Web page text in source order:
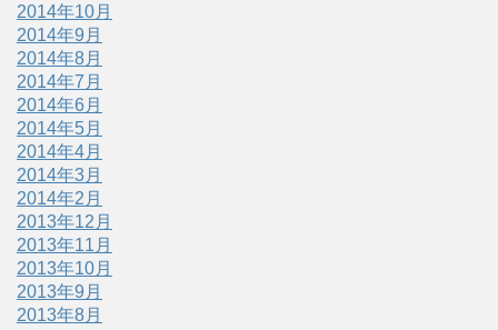
2014年10月
2014年9月
2014年8月
2014年7月
2014年6月
2014年5月
2014年4月
2014年3月
2014年2月
2013年12月
2013年11月
2013年10月
2013年9月
2013年8月